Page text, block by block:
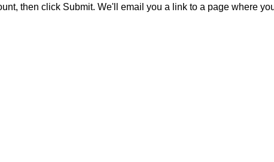
then click Submit. We'll email you a link to a page where